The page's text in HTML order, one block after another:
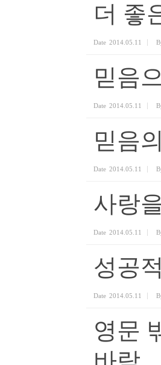
더 좋
Date 2014.05.11
믿음
Date 2014.05.11
믿음
Date 2014.05.11
사랑
Date 2014.05.11
성공
Date 2014.05.11
영문